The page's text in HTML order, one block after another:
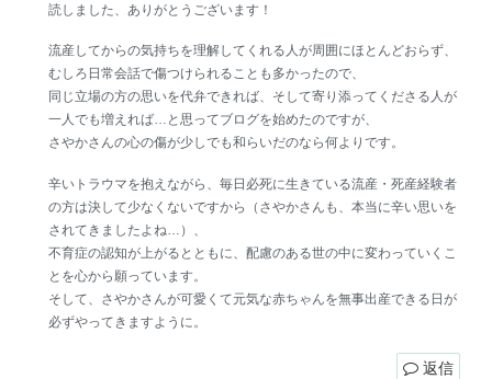
読しました、ありがとうございます！
流産してからの気持ちを理解してくれる人が周囲にほとんどおらず、
むしろ日常会話で傷つけられることも多かったので、
同じ立場の方の思いを代弁できれば、そして寄り添ってくださる人が
一人でも増えれば…と思ってブログを始めたのですが、
さやかさんの心の傷が少しでも和らいだのなら何よりです。
辛いトラウマを抱えながら、毎日必死に生きている流産・死産経験者
の方は決して少なくないですから（さやかさんも、本当に辛い思いを
されてきましたよね…）、
不育症の認知が上がるとともに、配慮のある世の中に変わっていくこ
とを心から願っています。
そして、さやかさんが可愛くて元気な赤ちゃんを無事出産できる日が
必ずやってきますように。
返信